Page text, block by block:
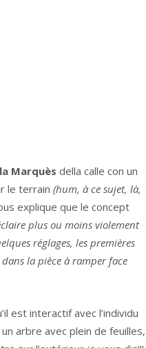
Marquès della calle con un
le terrain (hum, à ce sujet, là,
explique que le concept
plus ou moins violement
réglages, les premières
la pièce à ramper face
est interactif avec l’individu
arbre avec plein de feuilles,